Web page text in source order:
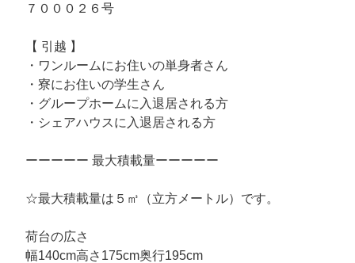
７０００２６号
【 引越 】
・ワンルームにお住いの単身者さん
・寮にお住いの学生さん
・グループホームに入退居される方
・シェアハウスに入退居される方
ーーーーー 最大積載量ーーーーー
☆最大積載量は５㎥（立方メートル）です。
荷台の広さ
幅140cm高さ175cm奥行195cm